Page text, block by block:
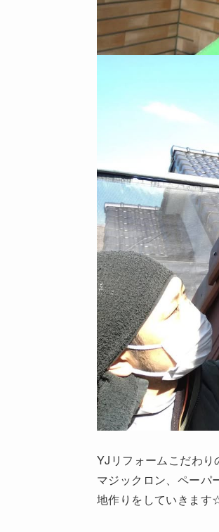
YJリフォームこだわり
マジックロン、ペーパ
地作りをしていきます